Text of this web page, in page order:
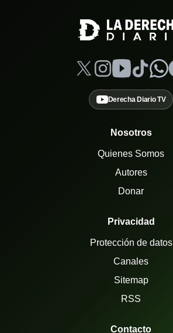
Derecha Diario TV
Nosotros
Quienes Somos
Autores
Donar
Privacidad
Protección de datos
Canales
Sitemap
RSS
Contacto